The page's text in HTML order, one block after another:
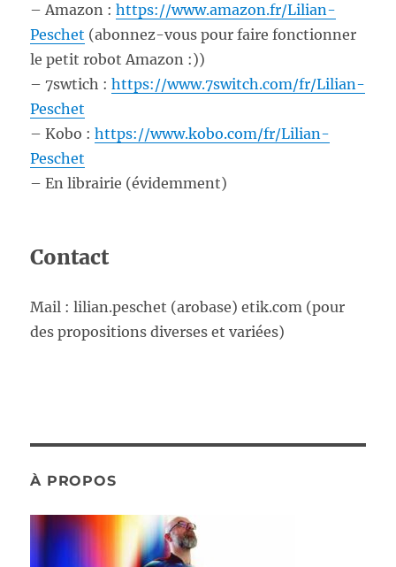
– Amazon :https://www.amazon.fr/Lilian-
Peschet (abonnez-vous pour faire fonctionner
le petit robot Amazon :))
– 7swtich :https://www.7switch.com/fr/Lilian-
Peschet
– Kobo :https://www.kobo.com/fr/Lilian-
Peschet
– En librairie (évidemment)
Contact
Mail : lilian.peschet (arobase) etik.com (pour
des propositions diverses et variées)
À PROPOS